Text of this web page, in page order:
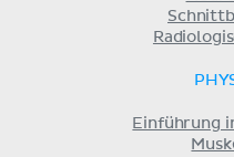
Einführung